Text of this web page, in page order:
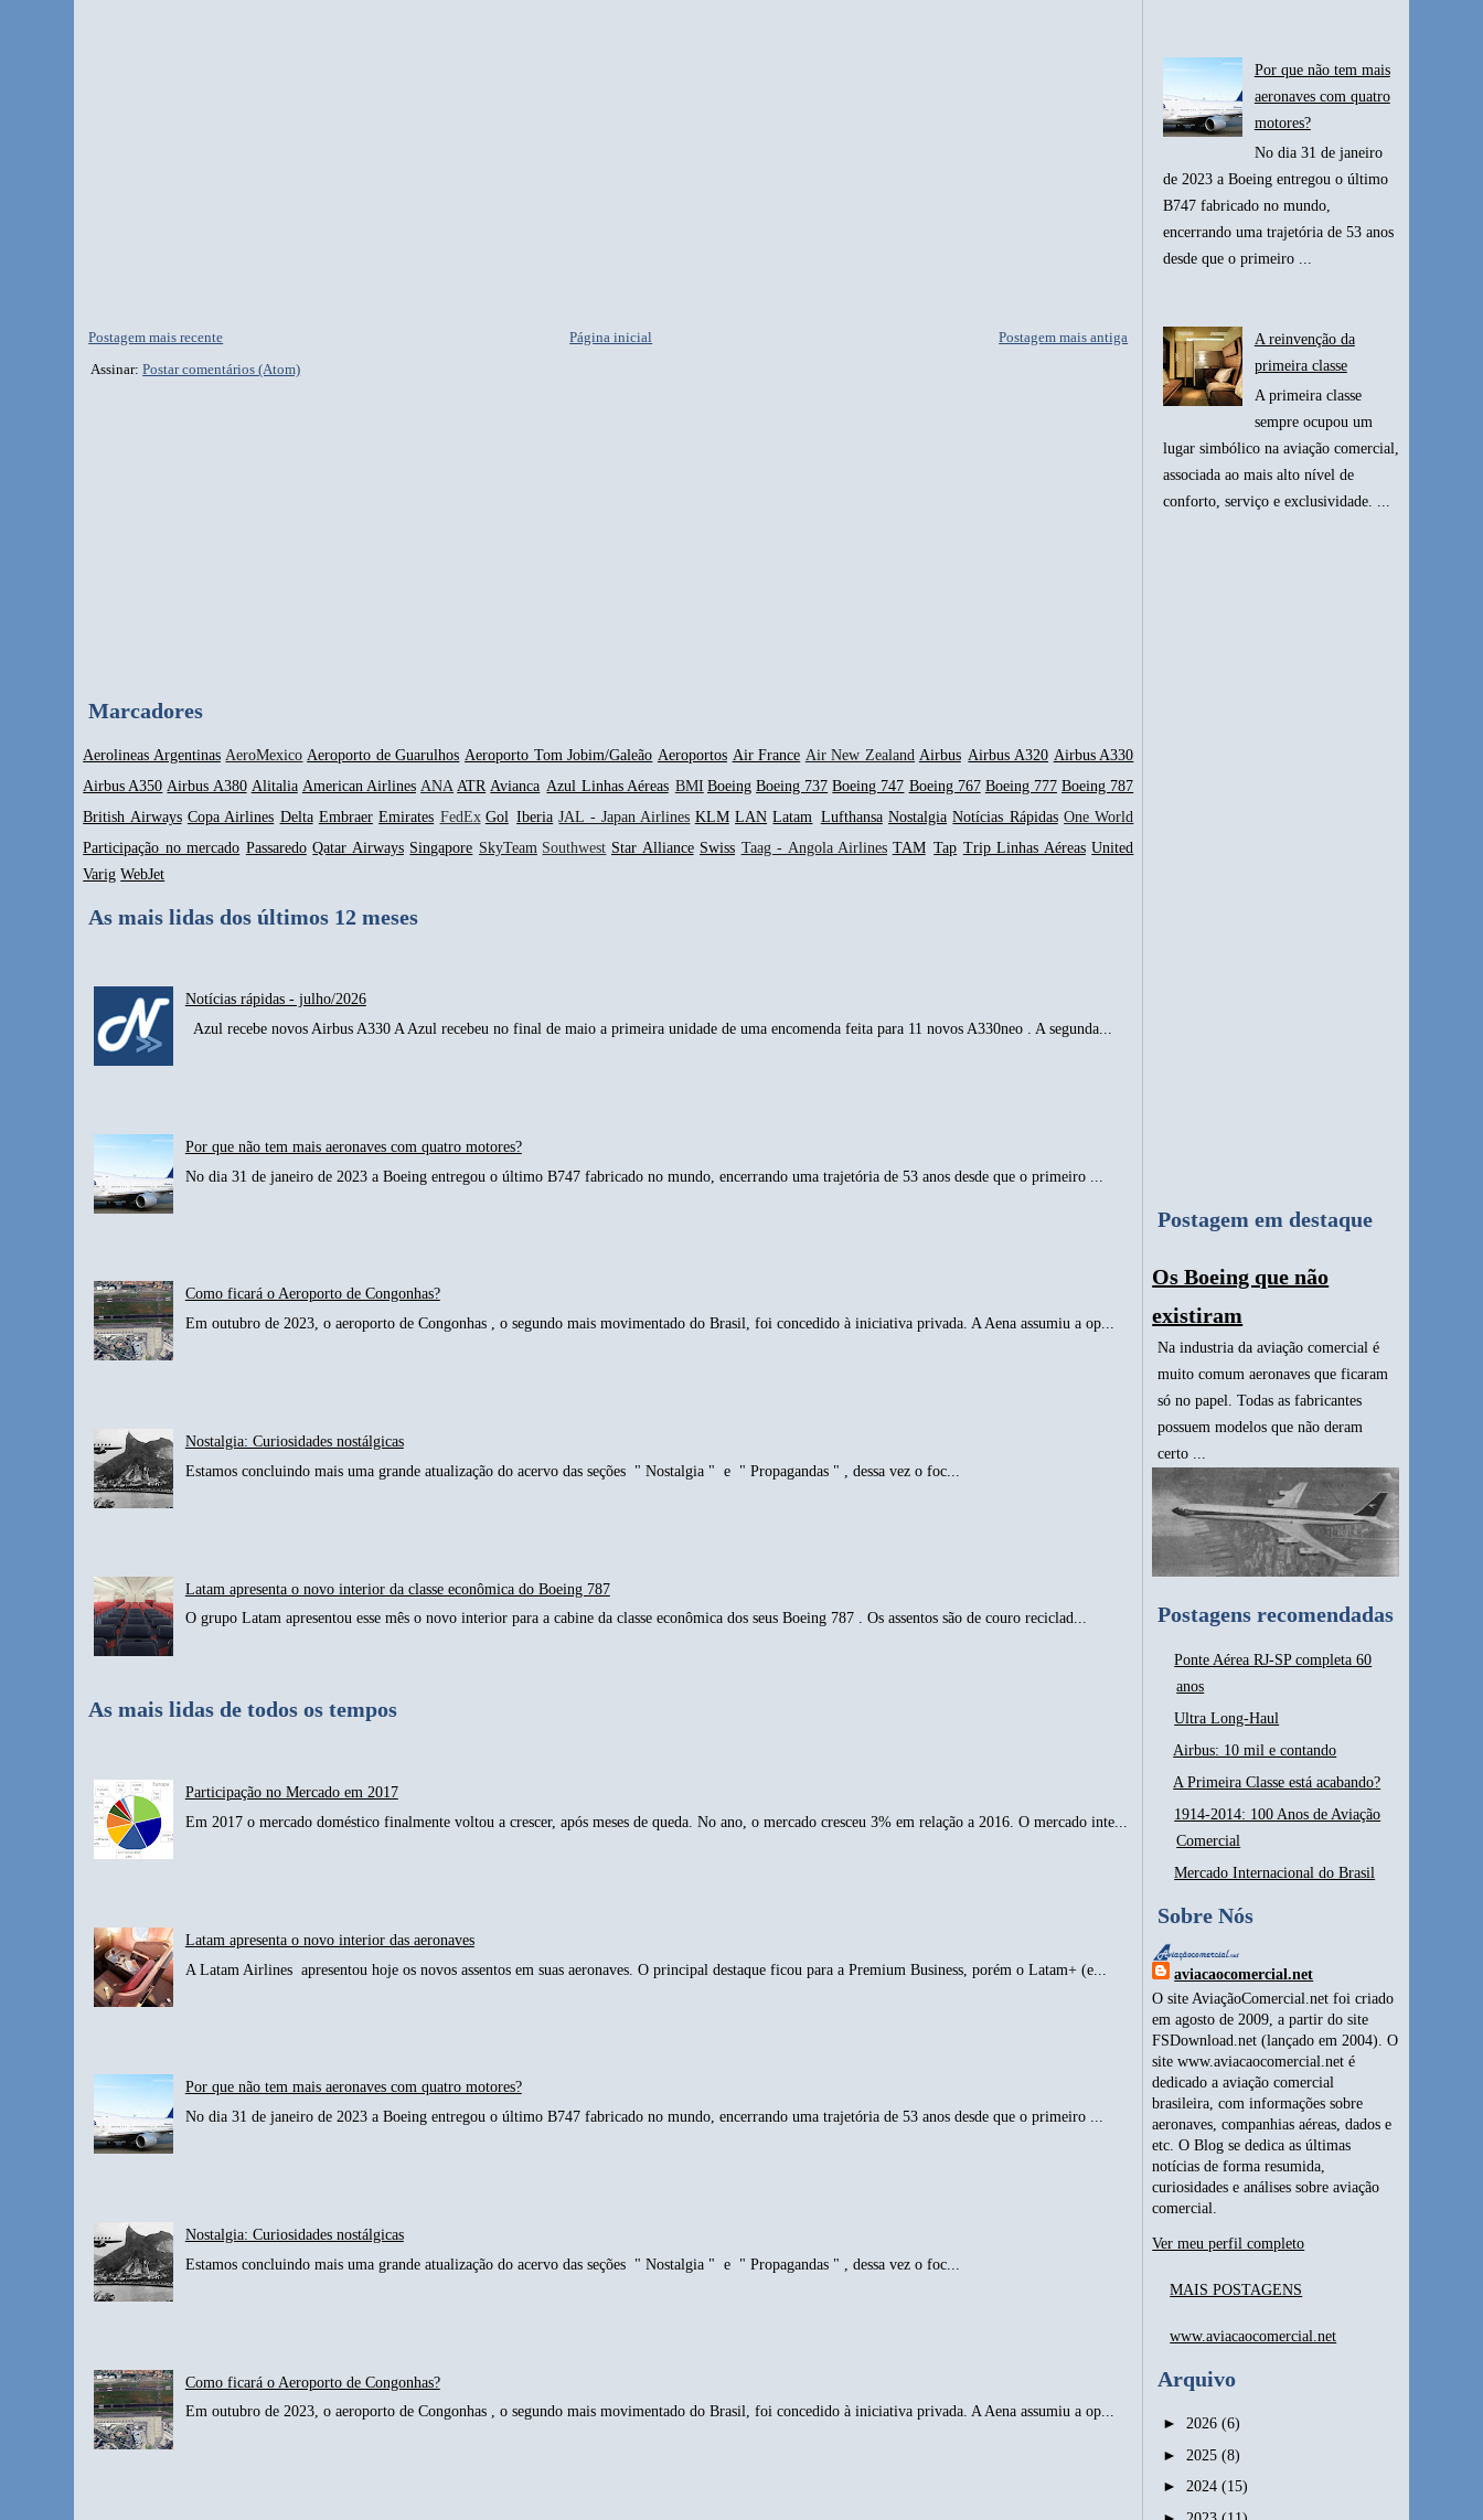
Postagem mais recente Postagem mais antiga
Página inicial
Assinar:Postar comentários (Atom)
Marcadores
Aerolineas Argentinas AeroMexico Aeroporto de Guarulhos Aeroporto Tom Jobim/Galeão Aeroportos Air France Air New Zealand Airbus Airbus A320 Airbus A330
Airbus A350 Airbus A380 Alitalia American Airlines ANA ATR Avianca Azul Linhas Aéreas BMI Boeing Boeing 737 Boeing 747 Boeing 767 Boeing 777 Boeing 787
British Airways Copa Airlines Delta Embraer Emirates FedEx Gol Iberia JAL - Japan Airlines KLM LAN Latam Lufthansa Nostalgia Notícias Rápidas One World
Participação no mercado Passaredo Qatar Airways Singapore SkyTeam Southwest Star Alliance Swiss Taag - Angola Airlines TAM Tap Trip Linhas Aéreas United
Varig WebJet
As mais lidas dos últimos 12 meses
Notícias rápidas - julho/2026
Azul recebe novos Airbus A330 A Azul recebeu no final de maio a primeira unidade de uma encomenda feita para 11 novos A330neo . A segunda...
Por que não tem mais aeronaves com quatro motores?
No dia 31 de janeiro de 2023 a Boeing entregou o último B747 fabricado no mundo, encerrando uma trajetória de 53 anos desde que o primeiro ...
Como ficará o Aeroporto de Congonhas?
Em outubro de 2023, o aeroporto de Congonhas , o segundo mais movimentado do Brasil, foi concedido à iniciativa privada. A Aena assumiu a op...
Nostalgia: Curiosidades nostálgicas
Estamos concluindo mais uma grande atualização do acervo das seções " Nostalgia " e " Propagandas " , dessa vez o foc...
Latam apresenta o novo interior da classe econômica do Boeing 787
O grupo Latam apresentou esse mês o novo interior para a cabine da classe econômica dos seus Boeing 787 . Os assentos são de couro reciclad...
As mais lidas de todos os tempos
Participação no Mercado em 2017
Em 2017 o mercado doméstico finalmente voltou a crescer, após meses de queda. No ano, o mercado cresceu 3% em relação a 2016. O mercado inte...
Latam apresenta o novo interior das aeronaves
A Latam Airlines apresentou hoje os novos assentos em suas aeronaves. O principal destaque ficou para a Premium Business, porém o Latam+ (e...
Por que não tem mais aeronaves com quatro motores?
No dia 31 de janeiro de 2023 a Boeing entregou o último B747 fabricado no mundo, encerrando uma trajetória de 53 anos desde que o primeiro ...
Nostalgia: Curiosidades nostálgicas
Estamos concluindo mais uma grande atualização do acervo das seções " Nostalgia " e " Propagandas " , dessa vez o foc...
Como ficará o Aeroporto de Congonhas?
Em outubro de 2023, o aeroporto de Congonhas , o segundo mais movimentado do Brasil, foi concedido à iniciativa privada. A Aena assumiu a op...
Por que não tem mais
aeronaves com quatro
motores?
No dia 31 de janeiro
de 2023 a Boeing entregou o último
B747 fabricado no mundo,
encerrando uma trajetória de 53 anos
desde que o primeiro ...
A reinvenção da
primeira classe
A primeira classe
sempre ocupou um
lugar simbólico na aviação comercial,
associada ao mais alto nível de
conforto, serviço e exclusividade. ...
Postagem em destaque
Os Boeing que não
existiram
Na industria da aviação comercial é
muito comum aeronaves que ficaram
só no papel. Todas as fabricantes
possuem modelos que não deram
certo ...
Postagens recomendadas
Ponte Aérea RJ-SP completa 60
anos
Ultra Long-Haul
Airbus: 10 mil e contando
A Primeira Classe está acabando?
1914-2014: 100 Anos de Aviação
Comercial
Mercado Internacional do Brasil
Sobre Nós
aviacaocomercial.net
O site AviaçãoComercial.net foi criado
em agosto de 2009, a partir do site
FSDownload.net (lançado em 2004). O
site www.aviacaocomercial.net é
dedicado a aviação comercial
brasileira, com informações sobre
aeronaves, companhias aéreas, dados e
etc. O Blog se dedica as últimas
notícias de forma resumida,
curiosidades e análises sobre aviação
comercial.
Ver meu perfil completo
MAIS POSTAGENS
www.aviacaocomercial.net
Arquivo
► 2026(6)
► 2025(8)
► 2024(15)